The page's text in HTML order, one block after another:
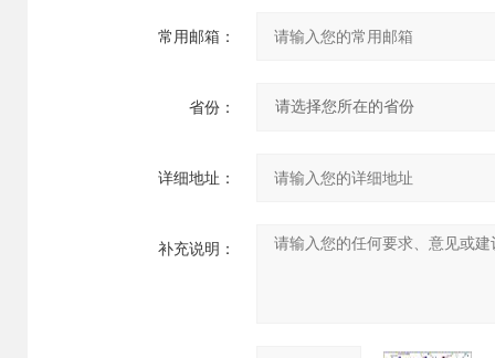
常用邮箱：
省份：
详细地址：
补充说明：